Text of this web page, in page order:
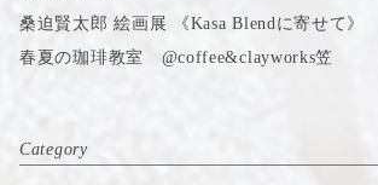
桑迫賢太郎 絵画展 《Kasa Blendに寄せて》
春夏の珈琲教室 @coffee&clayworks笠
Category